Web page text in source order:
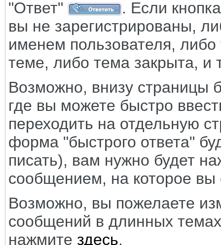
"Ответ"
. Если
вы не зарегистрированы,
именем пользователя, либо
теме, либо тема закрыта, и
Возможно, внизу страницы
где вы можете быстро
переходить на отдельную
форма "быстрого ответа"
писать), вам нужно будет
сообщением, на которое вы
Возможно, вы пожелаете
сообщений в длинных
нажмите здесь.